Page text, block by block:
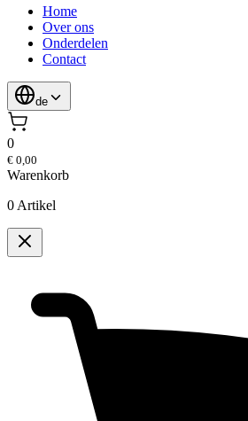
Home
Over ons
Onderdelen
Contact
de
0
€ 0,00
Warenkorb
0 Artikel